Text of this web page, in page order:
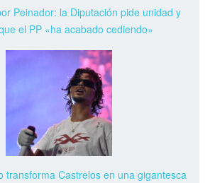
Peinador: la Diputación pide unidad y
el PP «ha acabado cediendo»
transforma Castrelos en una gigantesca